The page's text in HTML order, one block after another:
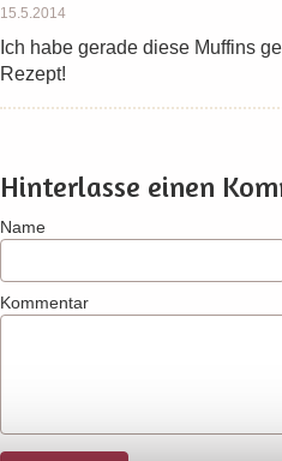
15.5.2014
Ich habe gerade diese Muffins
Rezept!
Hinterlasse einen
Name
Kommentar